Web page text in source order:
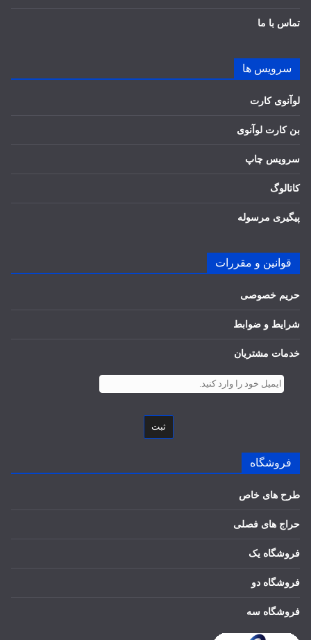
تماس با ما
سرویس ها
لوآنوی کارت
بن کارت لوآنوی
سرویس چاپ
کاتالوگ
پیگیری مرسوله
قوانین و مقررات
حریم خصوصی
شرایط و ضوابط
خدمات مشتریان
ثبت
فروشگاه
طرح های خاص
حراج های فصلی
فروشگاه یک
فروشگاه دو
فروشگاه سه